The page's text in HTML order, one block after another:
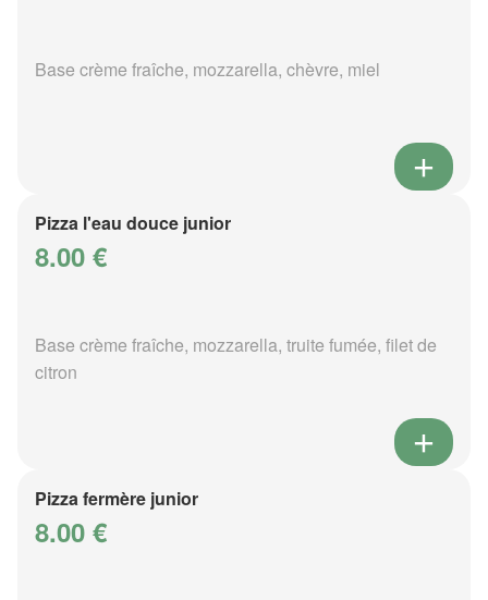
Base crème fraîche, mozzarella, chèvre, miel
Pizza l'eau douce junior
8.00 €
Base crème fraîche, mozzarella, truite fumée, filet de
citron
Pizza fermère junior
8.00 €